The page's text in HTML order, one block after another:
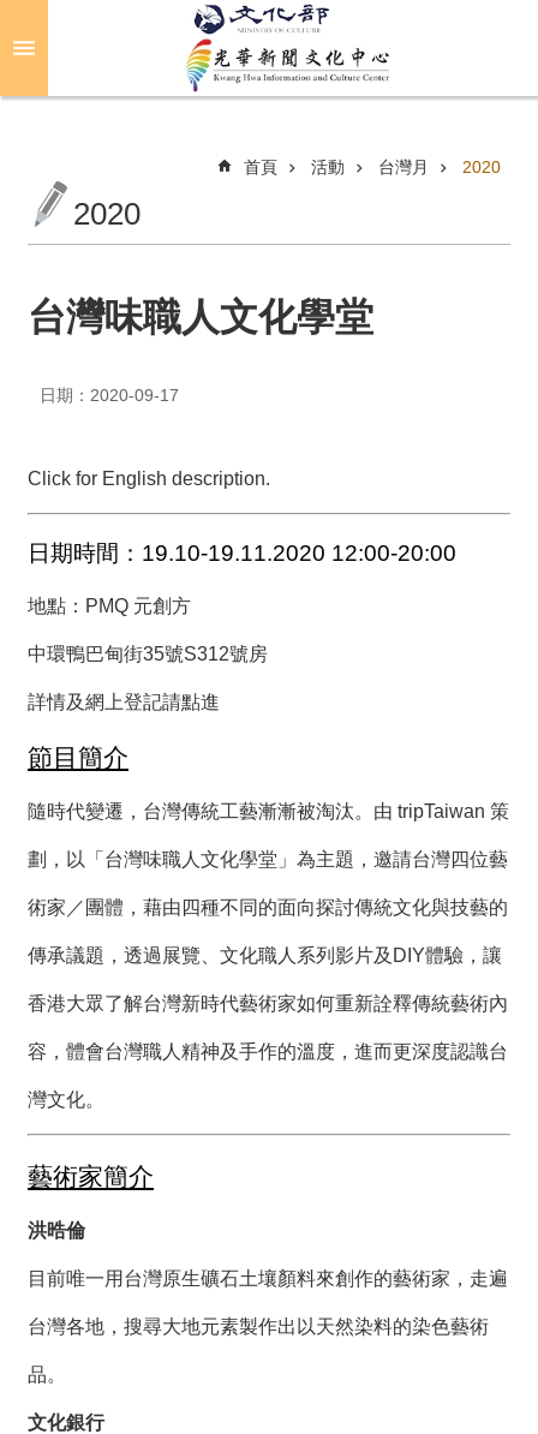
關
華
光
薦
新
稿
站
連
結
加
光
之
友
聯
我
站
覽
首頁 活動 台灣月 2020
2020
台灣味職人文化學堂
日期：2020-09-17
Click for English description.
日期時間：19.10-19.11.2020 12:00-20:00
地點： PMQ 元創方
中環鴨巴甸街35號S312號房
詳情及網上登記請點進
節目簡介
隨時代變遷，台灣傳統工藝漸漸被淘汰。由 tripTaiwan 策
劃，以「台灣味職人文化學堂」為主題，邀請台灣四位藝
術家／團體，藉由四種不同的面向探討傳統文化與技藝的
傳承議題，透過展覽、文化職人系列影片及DIY體驗，讓
香港大眾了解台灣新時代藝術家如何重新詮釋傳統藝術內
容，體會台灣職人精神及手作的溫度，進而更深度認識台
灣文化。
藝術家簡介
洪晧倫
目前唯一用台灣原生礦石土壤顏料來創作的藝術家，走遍
台灣各地，搜尋大地元素製作出以天然染料的染色藝術
品。
文化銀行